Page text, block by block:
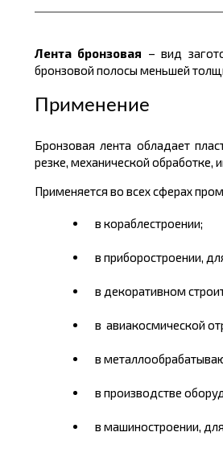
Лента бронзовая – вид
бронзовой полосы меньшей
Применение
Бронзовая лента обладает
резке, механической обработке,
Применяется во всех сферах
в кораблестроении;
в приборостроении,
в декоративном
в авиакосмической
в
в производстве
в машиностроении,